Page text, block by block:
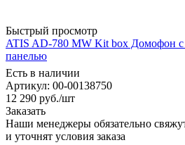
Быстрый просмотр
ATIS AD-780 MW Kit box Домофон
панелью
Есть в наличии
Артикул: 00-00138750
12 290 руб./шт
Заказать
Наши менеджеры обязательно
и уточнят условия заказа